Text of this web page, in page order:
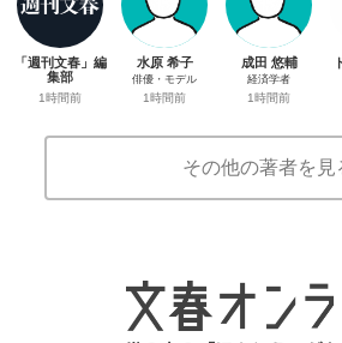
「週刊文春」編
集部
1時間前
水原 希子
俳優・モデル
1時間前
成田 悠輔
経済学者
1時間前
その他の著者を見